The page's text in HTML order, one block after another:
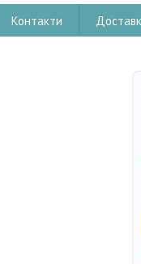
Контакти